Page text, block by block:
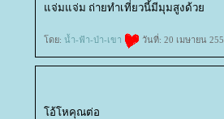
จ่มแจ่ม ถ่ายทำเที่ยวนี้มีมุมสูงด้ว
ดย: น้ำ-ฟ้า-ป่า-เขา วันที่: 20 เมษายน
อ้โหคุณต่อ